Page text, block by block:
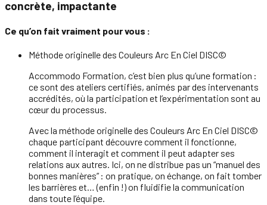
concrète, impactante
Ce qu’on fait vraiment pour vous :
Méthode originelle des Couleurs Arc En Ciel DISC©
Accommodo Formation, c’est bien plus qu’une formation :
ce sont des ateliers certifiés, animés par des intervenants
accrédités, où la participation et l’expérimentation sont au
cœur du processus.
Avec la méthode originelle des Couleurs Arc En Ciel DISC©
chaque participant découvre comment il fonctionne,
comment il interagit et comment il peut adapter ses
relations aux autres. Ici, on ne distribue pas un “manuel des
bonnes manières” : on pratique, on échange, on fait tomber
les barrières et… (enfin !) on fluidifie la communication
dans toute l’équipe.